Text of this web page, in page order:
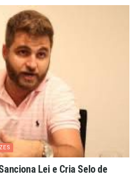
Lei e Cria Selo de